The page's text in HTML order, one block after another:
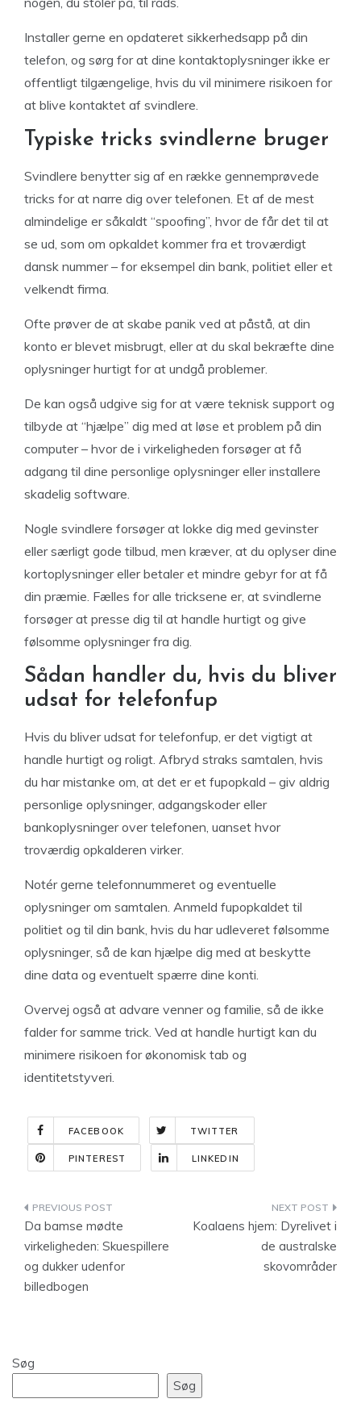
Installer gerne en opdateret sikkerhedsapp på din
telefon, og sørg for at dine kontaktoplysninger ikke er
offentligt tilgængelige, hvis du vil minimere risikoen for
at blive kontaktet af svindlere.
Typiske tricks svindlerne bruger
Svindlere benytter sig af en række gennemprøvede
tricks for at narre dig over telefonen. Et af de mest
almindelige er såkaldt “spoofing”, hvor de får det til at
se ud, som om opkaldet kommer fra et troværdigt
dansk nummer – for eksempel din bank, politiet eller et
velkendt firma.
Ofte prøver de at skabe panik ved at påstå, at din
konto er blevet misbrugt, eller at du skal bekræfte dine
oplysninger hurtigt for at undgå problemer.
De kan også udgive sig for at være teknisk support og
tilbyde at “hjælpe” dig med at løse et problem på din
computer – hvor de i virkeligheden forsøger at få
adgang til dine personlige oplysninger eller installere
skadelig software.
Nogle svindlere forsøger at lokke dig med gevinster
eller særligt gode tilbud, men kræver, at du oplyser dine
kortoplysninger eller betaler et mindre gebyr for at få
din præmie. Fælles for alle tricksene er, at svindlerne
forsøger at presse dig til at handle hurtigt og give
følsomme oplysninger fra dig.
Sådan handler du, hvis du bliver
udsat for telefonfup
Hvis du bliver udsat for telefonfup, er det vigtigt at
handle hurtigt og roligt. Afbryd straks samtalen, hvis
du har mistanke om, at det er et fupopkald – giv aldrig
personlige oplysninger, adgangskoder eller
bankoplysninger over telefonen, uanset hvor
troværdig opkalderen virker.
Notér gerne telefonnummeret og eventuelle
oplysninger om samtalen. Anmeld fupopkaldet til
politiet og til din bank, hvis du har udleveret følsomme
oplysninger, så de kan hjælpe dig med at beskytte
dine data og eventuelt spærre dine konti.
Overvej også at advare venner og familie, så de ikke
falder for samme trick. Ved at handle hurtigt kan du
minimere risikoen for økonomisk tab og
identitetstyveri.
FACEBOOK TWITTER
PINTEREST LINKEDIN
Indlægsnavigation
Da bamse mødte
virkeligheden: Skuespillere
og dukker udenfor
billedbogen
Koalaens hjem: Dyrelivet i
de australske
skovområder
Søg
Søg